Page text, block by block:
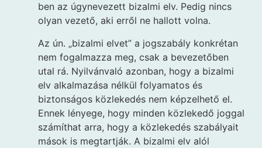
ben az úgynevezett bizalmi elv. Pedig nincs
olyan vezető, aki erről ne hallott volna.
Az ún. „bizalmi elvet” a jogszabály konkrétan
nem fogalmazza meg, csak a bevezetőben
utal rá. Nyilvánvaló azonban, hogy a bizalmi
elv alkalmazása nélkül folyamatos és
biztonságos közlekedés nem képzelhető el.
Ennek lényege, hogy minden közlekedő joggal
számíthat arra, hogy a közlekedés szabályait
mások is megtartják. A bizalmi elv alól